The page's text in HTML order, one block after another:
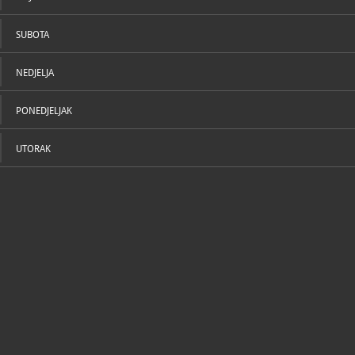
SUBOTA
NEDJELJA
PONEDJELJAK
UTORAK
Prica, 25.5. - 30.6. 2022.
Prica izlaže u Centru za mlade Bunker, 28.9. - 28.10. 2018.
Prica, 2018